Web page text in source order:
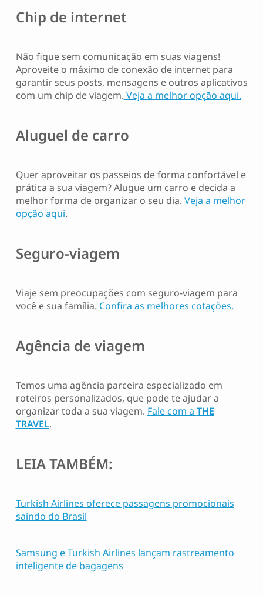
Chip de internet
Não fique sem comunicação em suas viagens!
Aproveite o máximo de conexão de internet para
garantir seus posts, mensagens e outros aplicativos
com um chip de viagem. Veja a melhor opção aqui.
Aluguel de carro
Quer aproveitar os passeios de forma confortável e
prática a sua viagem? Alugue um carro e decida a
melhor forma de organizar o seu dia. Veja a melhor
opção aqui.
Seguro-viagem
Viaje sem preocupações com seguro-viagem para
você e sua família. Confira as melhores cotações.
Agência de viagem
Temos uma agência parceira especializado em
roteiros personalizados, que pode te ajudar a
organizar toda a sua viagem. Fale com a THE
TRAVEL.
LEIA TAMBÉM:
Turkish Airlines oferece passagens promocionais
saindo do Brasil
Samsung e Turkish Airlines lançam rastreamento
inteligente de bagagens